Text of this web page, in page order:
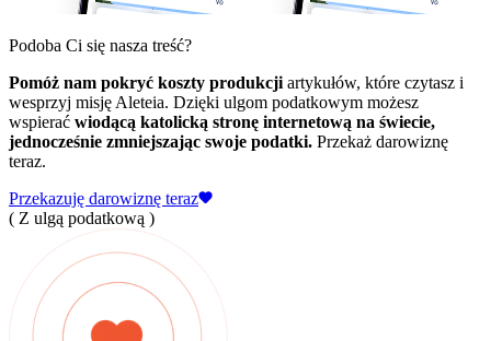
Podoba Ci się nasza treść?
Pomóż nam pokryć koszty produkcji artykułów, które czytasz i
wesprzyj misję Aleteia. Dzięki ulgom podatkowym możesz
wspierać wiodącą katolicką stronę internetową na świecie,
jednocześnie zmniejszając swoje podatki. Przekaż darowiznę
teraz.
Przekazuję darowiznę teraz
( Z ulgą podatkową )